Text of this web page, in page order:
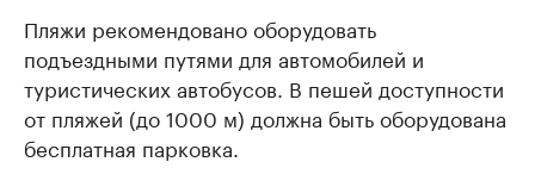
Пляжи рекомендовано оборудовать
подъездными путями для автомобилей и
туристических автобусов. В пешей доступности
от пляжей (до 1000 м) должна быть оборудована
бесплатная парковка.